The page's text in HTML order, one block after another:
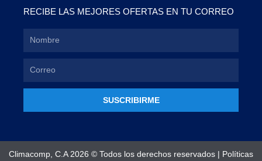
RECIBE LAS MEJORES OFERTAS EN TU CORREO
SUSCRIBIRME
Climacomp, C.A 2026 © Todos los derechos reservados | Políticas